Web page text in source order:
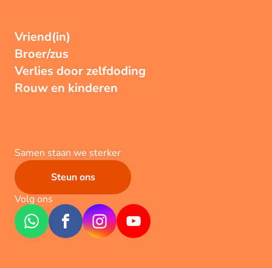
Vriend(in)
Broer/zus
Verlies door zelfdoding
Rouw en kinderen
Samen staan we sterker
Steun ons
Volg ons